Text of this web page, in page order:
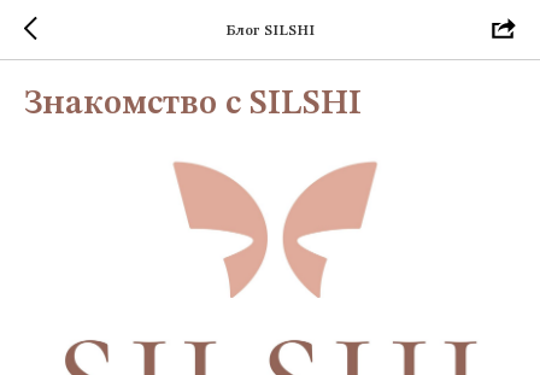
Блог SILSHI
Знакомство с SILSHI